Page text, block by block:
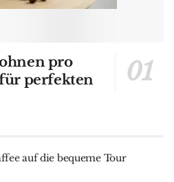
pro
für perfekten
auf die bequeme Tour